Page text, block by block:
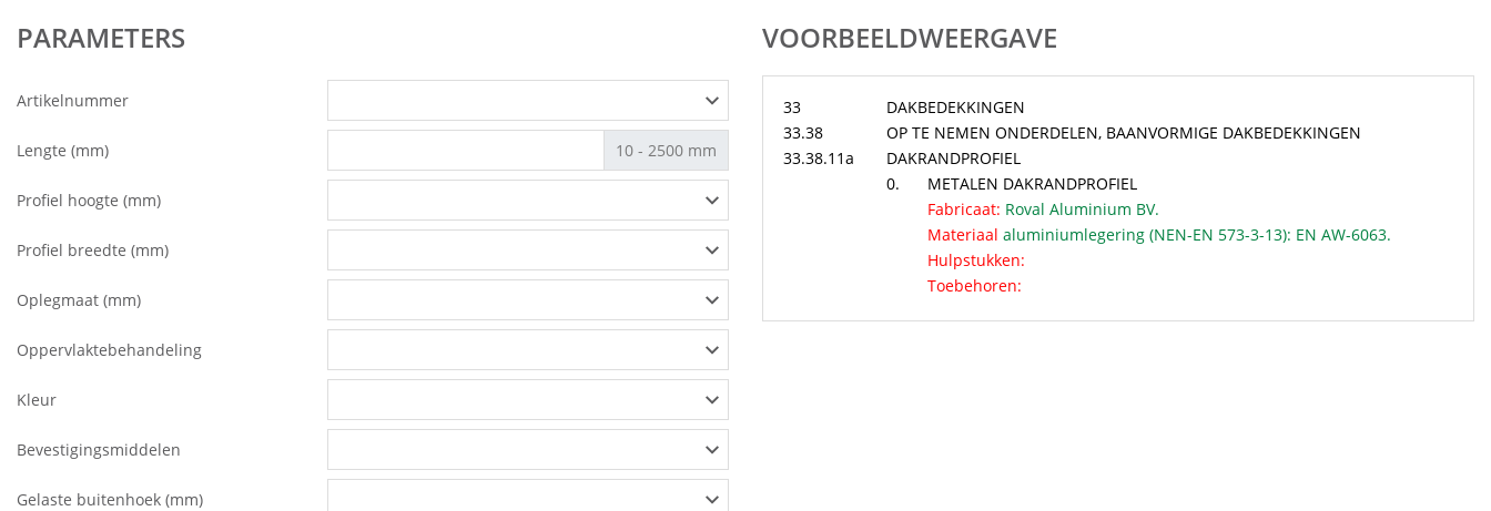
PARAMETERS
Artikelnummer
Lengte (mm) 10 - 2500 mm
Profiel hoogte (mm)
Profiel breedte (mm)
Oplegmaat (mm)
Oppervlaktebehandeling
Kleur
Bevestigingsmiddelen
Gelaste buitenhoek (mm)
VOORBEELDWEERGAVE
33
DAKBEDEKKINGEN
33.38
OP TE NEMEN ONDERDELEN, BAANVORMIGE DAKBEDEKKINGEN
33.38.11a
DAKRANDPROFIEL
0.
METALEN DAKRANDPROFIEL
Fabricaat: Roval Aluminium BV.
Materiaal aluminiumlegering (NEN-EN 573-3-13): EN AW-6063.
Hulpstukken:
Toebehoren: